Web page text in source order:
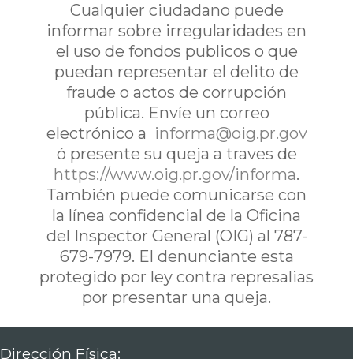
Cualquier ciudadano puede
informar sobre irregularidades en
el uso de fondos publicos o que
puedan representar el delito de
fraude o actos de corrupción
pública. Envíe un correo
electrónico a informa@oig.pr.gov
ó presente su queja a traves de
https://www.oig.pr.gov/informa.
También puede comunicarse con
la línea confidencial de la Oficina
del Inspector General (OIG) al 787-
679-7979. El denunciante esta
protegido por ley contra represalias
por presentar una queja.
Dirección Física: